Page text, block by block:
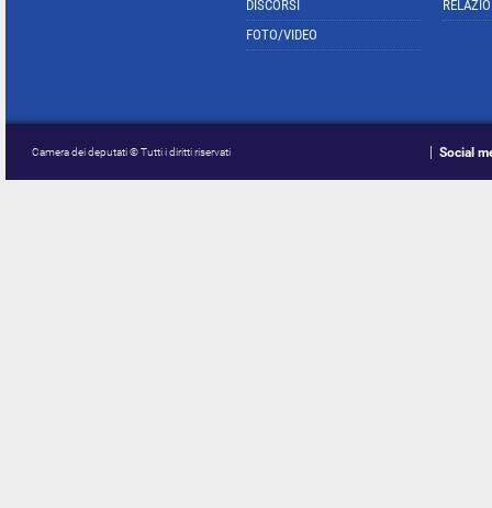
DISCORSI
FOTO/VIDEO
Camera dei deputati © Tutti i diritti riservati Social